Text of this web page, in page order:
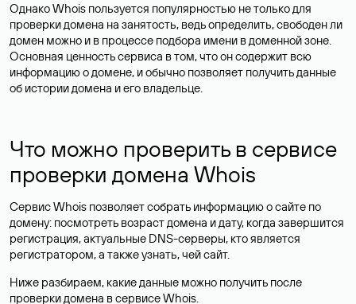
Однако Whois пользуется популярностью не только для
проверки домена на занятость, ведь определить, свободен ли
домен можно и в процессе подбора имени в доменной зоне.
Основная ценность сервиса в том, что он содержит всю
информацию о домене, и обычно позволяет получить данные
об истории домена и его владельце.
Что можно проверить в сервисе
проверки домена Whois
Сервис Whois позволяет собрать информацию о сайте по
домену: посмотреть возраст домена и дату, когда завершится
регистрация, актуальные DNS-серверы, кто является
регистратором, а также узнать, чей сайт.
Ниже разбираем, какие данные можно получить после
проверки домена в сервисе Whois.